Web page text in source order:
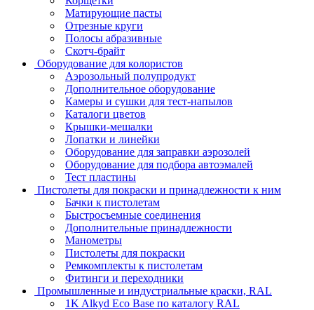
Матирующие пасты
Отрезные круги
Полосы абразивные
Скотч-брайт
Оборудование для колористов
Аэрозольный полупродукт
Дополнительное оборудование
Камеры и сушки для тест-напылов
Каталоги цветов
Крышки-мешалки
Лопатки и линейки
Оборудование для заправки аэрозолей
Оборудование для подбора автоэмалей
Тест пластины
Пистолеты для покраски и принадлежности к ним
Бачки к пистолетам
Быстросъемные соединения
Дополнительные принадлежности
Манометры
Пистолеты для покраски
Ремкомплекты к пистолетам
Фитинги и переходники
Промышленные и индустриальные краски, RAL
1K Alkyd Eco Base по каталогу RAL